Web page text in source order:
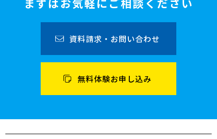
資料請求・お問い合わせ
無料体験お申し込み